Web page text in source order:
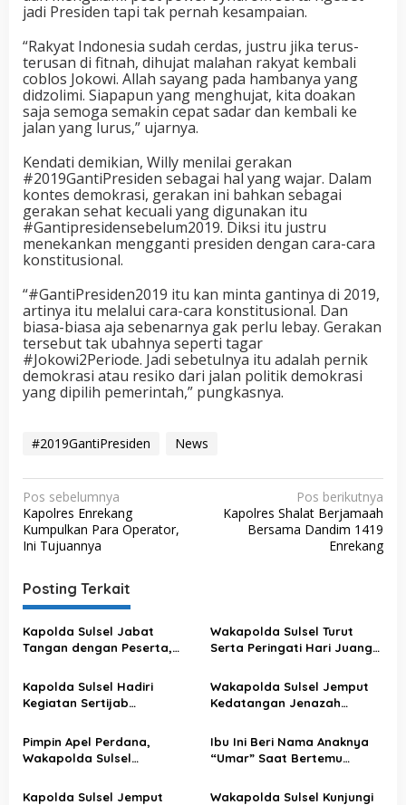
jadi Presiden tapi tak pernah kesampaian.
“Rakyat Indonesia sudah cerdas, justru jika terus-
terusan di fitnah, dihujat malahan rakyat kembali
coblos Jokowi. Allah sayang pada hambanya yang
didzolimi. Siapapun yang menghujat, kita doakan
saja semoga semakin cepat sadar dan kembali ke
jalan yang lurus,” ujarnya.
Kendati demikian, Willy menilai gerakan
#2019GantiPresiden sebagai hal yang wajar. Dalam
kontes demokrasi, gerakan ini bahkan sebagai
gerakan sehat kecuali yang digunakan itu
#Gantipresidensebelum2019. Diksi itu justru
menekankan mengganti presiden dengan cara-cara
konstitusional.
“#GantiPresiden2019 itu kan minta gantinya di 2019,
artinya itu melalui cara-cara konstitusional. Dan
biasa-biasa aja sebenarnya gak perlu lebay. Gerakan
tersebut tak ubahnya seperti tagar
#Jokowi2Periode. Jadi sebetulnya itu adalah pernik
demokrasi atau resiko dari jalan politik demokrasi
yang dipilih pemerintah,” pungkasnya.
#2019GantiPresiden News
N
a
v
g
a
s
p
s
Pos sebelumnya
Kapolres Enrekang
Kumpulkan Para Operator,
Ini Tujuannya
Pos berikutnya
Kapolres Shalat Berjamaah
Bersama Dandim 1419
Enrekang
Posting Terkait
Kapolda Sulsel Jabat
Tangan dengan Peserta,
Wakapolda Sulsel Turut
Serta Peringati Hari Juang
Kapolda Sulsel Hadiri
Kegiatan Sertijab
AU Sultan Hasanuddin
Wakapolda Sulsel Jemput
Kedatangan Jenazah
Sultan Hasanuddin
Pimpin Apel Perdana,
Wakapolda Sulsel
Ibu Ini Beri Nama Anaknya
“Umar” Saat Bertemu
Kapolda Sulsel Jemput
Wakapolda Sulsel Kunjungi